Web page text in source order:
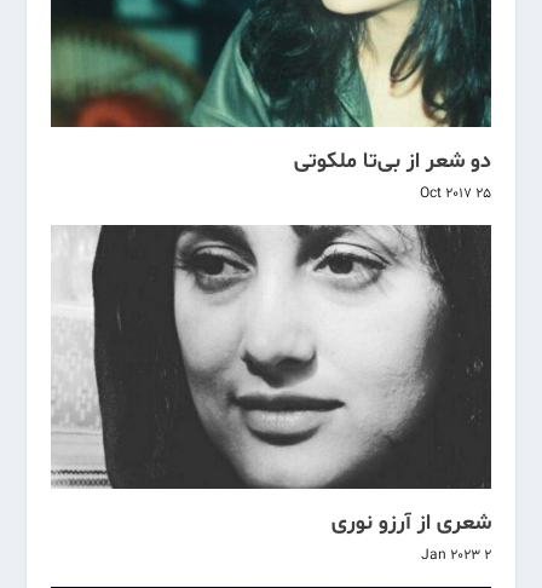
دو شعر از بی‌تا ملکوتی
25 Oct 2017
شعری از آرزو نوری
2 Jan 2023